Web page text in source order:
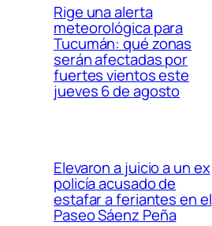
Rige una alerta
meteorológica para
Tucumán: qué zonas
serán afectadas por
fuertes vientos este
jueves 6 de agosto
Elevaron a juicio a un ex
policía acusado de
estafar a feriantes en el
Paseo Sáenz Peña